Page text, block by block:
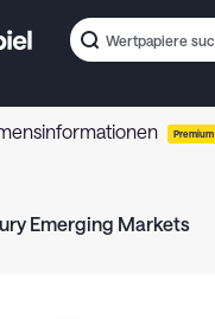
Premium
Emerging Markets